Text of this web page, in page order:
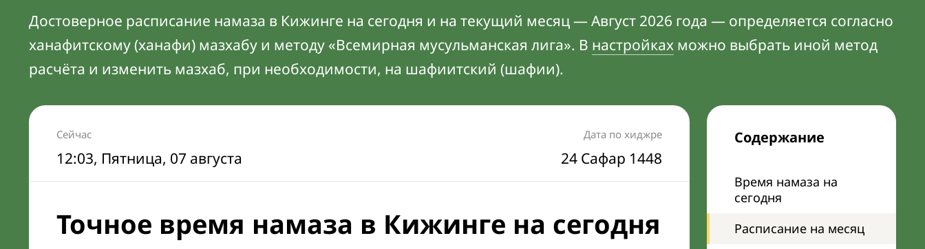
Достоверное расписание намаза в Кижинге на сегодня и на текущий месяц — Август 2026 года — определяется согласно
ханафитскому (ханафи) мазхабу и методу «Всемирная мусульманская лига». В настройках можно выбрать иной метод
расчёта и изменить мазхаб, при необходимости, на шафиитский (шафии).
Содержание
Время намаза на
сегодня
Расписание на месяц
Сейчас
12:03, Пятница, 07 августа
Дата по хиджре
24 Сафар 1448
Точное время намаза в Кижинге на сегодня